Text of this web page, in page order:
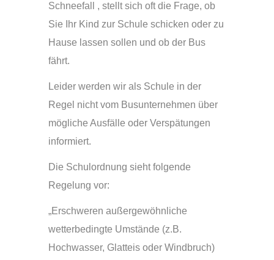
Schneefall , stellt sich oft die Frage, ob
Sie Ihr Kind zur Schule schicken oder zu
Hause lassen sollen und ob der Bus
fährt.
Leider werden wir als Schule in der
Regel nicht vom Busunternehmen über
mögliche Ausfälle oder Verspätungen
informiert.
Die Schulordnung sieht folgende
Regelung vor:
„Erschweren außergewöhnliche
wetterbedingte Umstände (z.B.
Hochwasser, Glatteis oder Windbruch)